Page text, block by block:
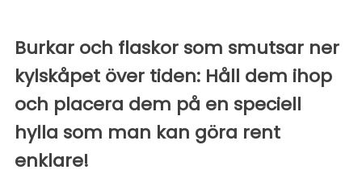
Burkar och flaskor som smutsar ner
kylskåpet över tiden: Håll dem ihop
och placera dem på en speciell
hylla som man kan göra rent
enklare!